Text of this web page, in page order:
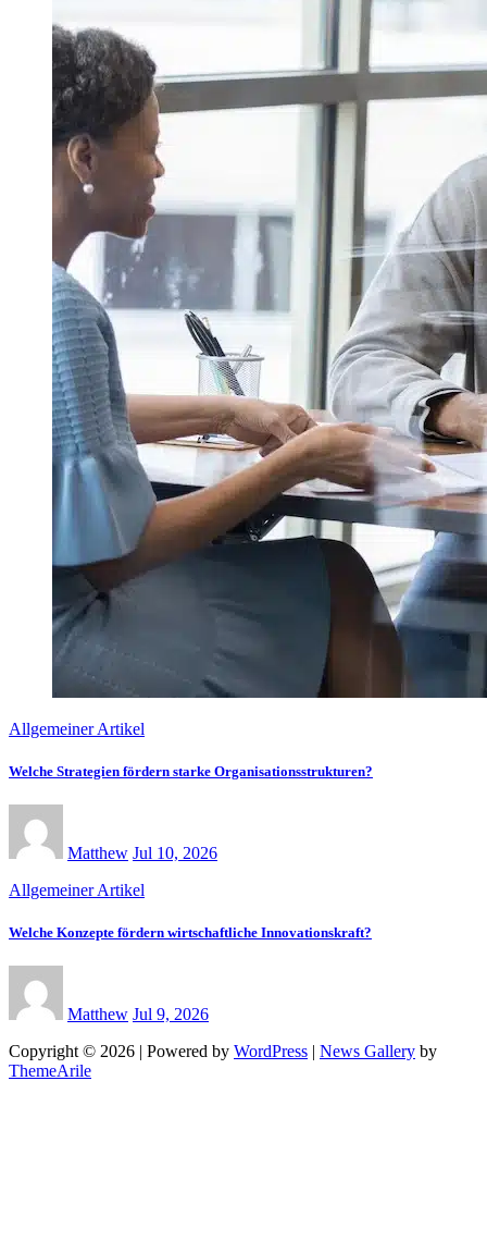
Allgemeiner Artikel
Welche Strategien fördern starke Organisationsstrukturen?
Matthew Jul 10, 2026
Allgemeiner Artikel
Welche Konzepte fördern wirtschaftliche Innovationskraft?
Matthew Jul 9, 2026
Copyright © 2026 | Powered by WordPress | News Gallery by
ThemeArile